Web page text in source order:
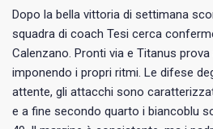
Dopo la bella vittoria di settimana
squadra di coach Tesi cerca
Calenzano. Pronti via e Titanus
imponendo i propri ritmi. Le difese
attente, gli attacchi sono
e a fine secondo quarto i biancoblu